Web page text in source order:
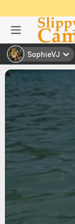
SophieVJ
SophieVJ